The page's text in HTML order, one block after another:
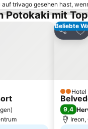
trivago gesehen hast,
Potokaki mit
)
Beliebte
Teilen
Zu
2 Sterne
Hotel
9,4
Ireon,